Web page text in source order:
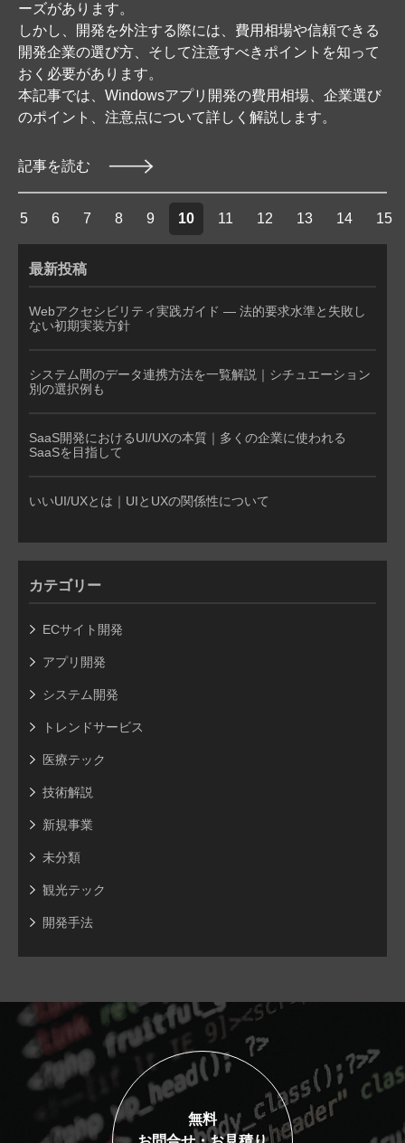
ーズがあります。
しかし、開発を外注する際には、費用相場や信頼できる
開発企業の選び方、そして注意すべきポイントを知って
おく必要があります。
本記事では、Windowsアプリ開発の費用相場、企業選び
のポイント、注意点について詳しく解説します。
記事を読む
5 6 7 8 9 10 11 12 13 14 15
最新投稿
Webアクセシビリティ実践ガイド — 法的要求水準と失敗し
ない初期実装方針
システム間のデータ連携方法を一覧解説｜シチュエーション
別の選択例も
SaaS開発におけるUI/UXの本質｜多くの企業に使われる
SaaSを目指して
いいUI/UXとは｜UIとUXの関係性について
カテゴリー
ECサイト開発
アプリ開発
システム開発
トレンドサービス
医療テック
技術解説
新規事業
未分類
観光テック
開発手法
無料